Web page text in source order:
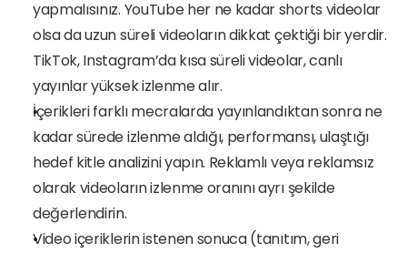
yapmalısınız. YouTube her ne kadar shorts videolar
olsa da uzun süreli videoların dikkat çektiği bir yerdir.
TikTok, Instagram’da kısa süreli videolar, canlı
yayınlar yüksek izlenme alır.
İçerikleri farklı mecralarda yayınlandıktan sonra ne
kadar sürede izlenme aldığı, performansı, ulaştığı
hedef kitle analizini yapın. Reklamlı veya reklamsız
olarak videoların izlenme oranını ayrı şekilde
değerlendirin.
Video içeriklerin istenen sonuca (tanıtım, geri